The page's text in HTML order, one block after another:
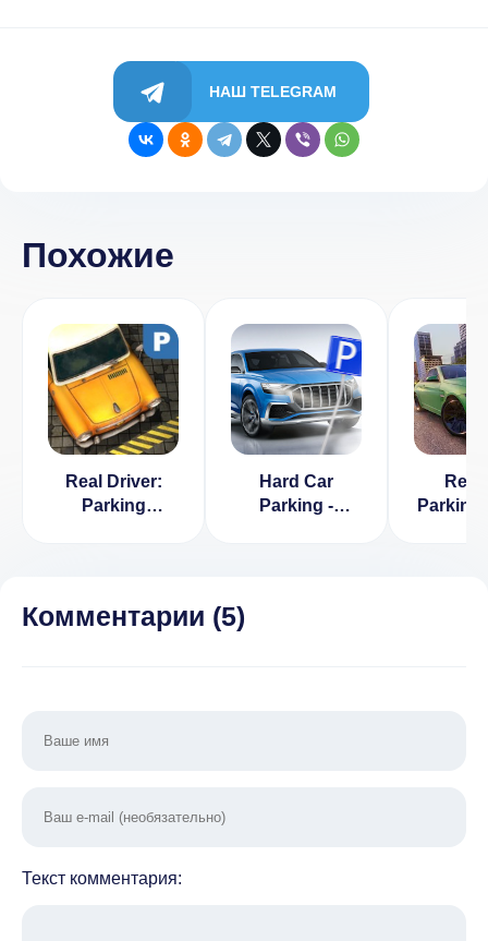
НАШ TELEGRAM
Похожие
Real Driver:
Parking
Hard Car
Parking -
Real
Parking
Комментарии (5)
Текст комментария: